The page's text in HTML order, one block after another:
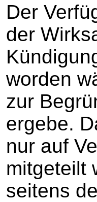
Der
der
worden
zur
ergebe.
nur auf
mitgeteilt
seitens